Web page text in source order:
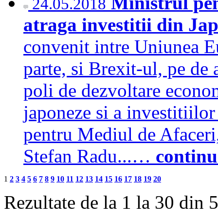
24.05.2018
atraga investitii din
convenit intre Uniunea
parte, si Brexit-ul, pe de
poli de dezvoltare
japoneze si a
pentru Mediul de
Stefan Radu...…
1 2 3 4 5 6 7 8 9 10 11 12 13 14 15 16 17 18 19 20
Rezultate de la 1 la 30 din